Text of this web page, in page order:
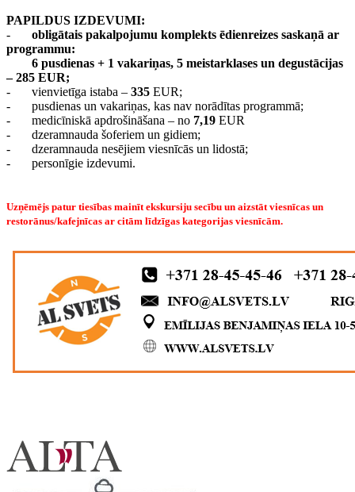
PAPILDUS IZDEVUMI:
-
obligātais pakalpojumu komplekts ēdienreizes saskaņā ar
programmu:
6 pusdienas + 1 vakariņas, 5 meistarklases un degustācijas
– 285 EUR;
-
vienvietīga istaba – 335 EUR;
-
pusdienas un vakariņas, kas nav norādītas programmā;
-
medicīniskā apdrošināšana – no 7,19 EUR
-
dzeramnauda šoferiem un gidiem;
-
dzeramnauda nesējiem viesnīcās un lidostā;
-
personīgie izdevumi.
Uzņēmējs patur tiesības mainīt ekskursiju secību un aizstāt viesnīcas un
restorānus/kafejnīcas ar citām līdzīgas kategorijas viesnīcām.